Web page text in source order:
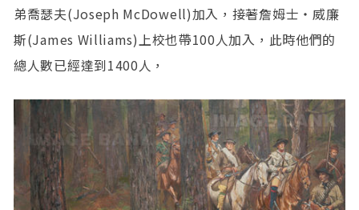
弟喬瑟夫(Joseph McDowell)加入，接著詹姆士‧威廉
斯(James Williams)上校也帶100人加入，此時他們的
總人數已經達到1400人，